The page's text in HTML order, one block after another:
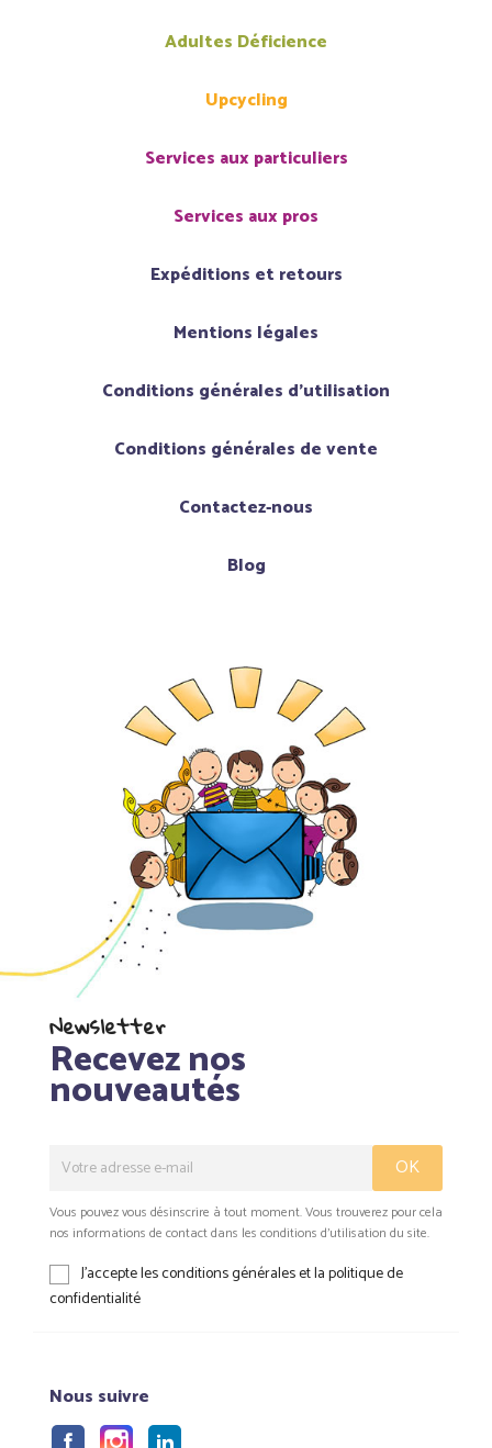
Upcycling
Adultes Déficience
Services aux particuliers
Services aux pros
Expéditions et retours
Mentions légales
Conditions générales d'utilisation
Conditions générales de vente
Contactez-nous
Blog
Newsletter
Recevez nos
nouveautés
Vous pouvez vous désinscrire à tout moment. Vous trouverez pour cela
nos informations de contact dans les conditions d'utilisation du site.
J'accepte les conditions générales et la politique de
confidentialité
Créer une liste d'envies
Nous suivre
Facebook Instagram